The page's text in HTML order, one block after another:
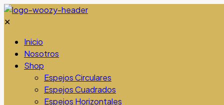
✕
Inicio
Nosotros
Shop
Espejos Circulares
Espejos Cuadrados
Espejos Horizontales